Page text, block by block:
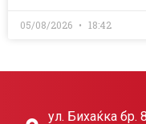
05/08/2026 18:42
ул. Бихаќка бр.